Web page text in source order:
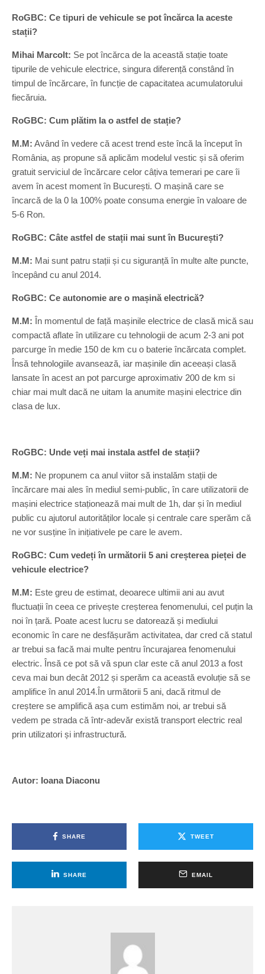
RoGBC: Ce tipuri de vehicule se pot încărca la aceste
stații?
Mihai Marcolt: Se pot încărca de la această stație toate
tipurile de vehicule electrice, singura diferență constând în
timpul de încărcare, în funcție de capacitatea acumulatorului
fiecăruia.
RoGBC: Cum plătim la o astfel de stație?
M.M: Având în vedere că acest trend este încă la început în
România, aș propune să aplicăm modelul vestic și să oferim
gratuit serviciul de încărcare celor câțiva temerari pe care îi
avem în acest moment în București. O mașină care se
încarcă de la 0 la 100% poate consuma energie în valoare de
5-6 Ron.
RoGBC: Câte astfel de stații mai sunt în București?
M.M: Mai sunt patru stații și cu siguranță în multe alte puncte,
începând cu anul 2014.
RoGBC: Ce autonomie are o mașină electrică?
M.M: În momentul de față mașinile electrice de clasă mică sau
compactă aflate în utilizare cu tehnologii de acum 2-3 ani pot
parcurge în medie 150 de km cu o baterie încărcata complet.
Însă tehnologiile avansează, iar mașinile din aceeași clasă
lansate în acest an pot parcurge aproximativ 200 de km si
chiar mai mult dacă ne uitam la anumite mașini electrice din
clasa de lux.
RoGBC: Unde veți mai instala astfel de stații?
M.M: Ne propunem ca anul viitor să instalăm stații de
încărcare mai ales în mediul semi-public, în care utilizatorii de
mașini electrice staționează mai mult de 1h, dar și în mediul
public cu ajutorul autorităților locale și centrale care sperăm că
ne vor susține în inițiativele pe care le avem.
RoGBC: Cum vedeți în următorii 5 ani creșterea pieței de
vehicule electrice?
M.M: Este greu de estimat, deoarece ultimii ani au avut
fluctuații în ceea ce privește creșterea fenomenului, cel puțin la
noi în țară. Poate acest lucru se datorează și mediului
economic în care ne desfășurăm activitatea, dar cred că statul
ar trebui sa facă mai multe pentru încurajarea fenomenului
electric. Însă ce pot să vă spun clar este că anul 2013 a fost
ceva mai bun decât 2012 și sperăm ca această evoluție să se
amplifice în anul 2014.În următorii 5 ani, dacă ritmul de
creștere se amplifică așa cum estimăm noi, ar trebui să
vedem pe strada că într-adevăr există transport electric real
prin utilizatori și infrastructură.
Autor: Ioana Diaconu
SHARE TWEET
SHARE EMAIL